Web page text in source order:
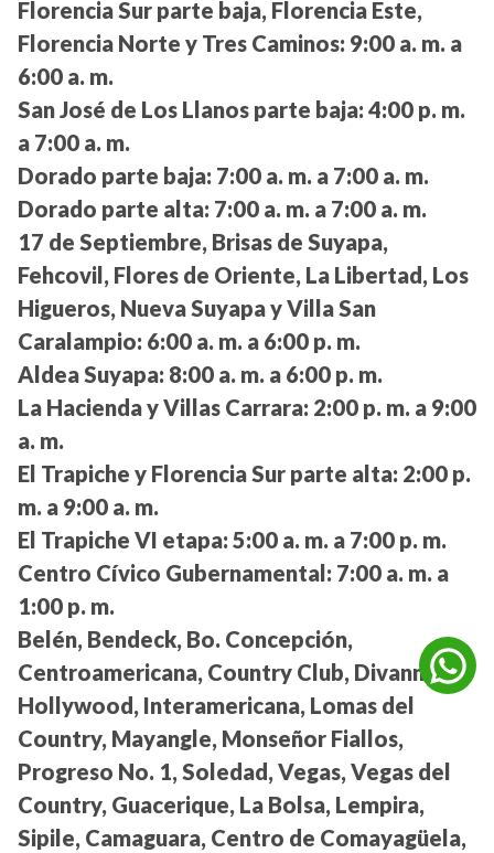
Florencia Sur parte baja, Florencia Este,
Florencia Norte y Tres Caminos: 9:00 a. m. a
6:00 a. m.
San José de Los Llanos parte baja: 4:00 p. m.
a 7:00 a. m.
Dorado parte baja: 7:00 a. m. a 7:00 a. m.
Dorado parte alta: 7:00 a. m. a 7:00 a. m.
17 de Septiembre, Brisas de Suyapa,
Fehcovil, Flores de Oriente, La Libertad, Los
Higueros, Nueva Suyapa y Villa San
Caralampio: 6:00 a. m. a 6:00 p. m.
Aldea Suyapa: 8:00 a. m. a 6:00 p. m.
La Hacienda y Villas Carrara: 2:00 p. m. a 9:00
a. m.
El Trapiche y Florencia Sur parte alta: 2:00 p.
m. a 9:00 a. m.
El Trapiche VI etapa: 5:00 a. m. a 7:00 p. m.
Centro Cívico Gubernamental: 7:00 a. m. a
1:00 p. m.
Belén, Bendeck, Bo. Concepción,
Centroamericana, Country Club, Divanna,
Hollywood, Interamericana, Lomas del
Country, Mayangle, Monseñor Fiallos,
Progreso No. 1, Soledad, Vegas, Vegas del
Country, Guacerique, La Bolsa, Lempira,
Sipile, Camaguara, Centro de Comayagüela,